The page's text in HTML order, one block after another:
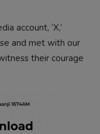
account, ‘X,’
and met with our
their courage